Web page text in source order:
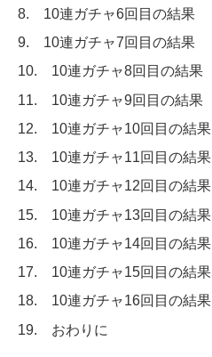
8. 10連ガチャ6回目の結果
9. 10連ガチャ7回目の結果
10. 10連ガチャ8回目の結果
11. 10連ガチャ9回目の結果
12. 10連ガチャ10回目の結果
13. 10連ガチャ11回目の結果
14. 10連ガチャ12回目の結果
15. 10連ガチャ13回目の結果
16. 10連ガチャ14回目の結果
17. 10連ガチャ15回目の結果
18. 10連ガチャ16回目の結果
19. おわりに